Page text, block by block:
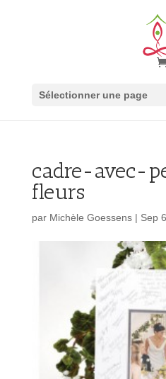
Sélectionner une page
cadre-avec-
fleurs
par Michèle Goessens| Sep